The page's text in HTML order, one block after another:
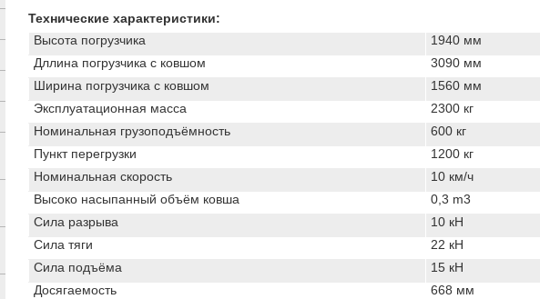
Технические характеристики:
Высота погрузчика
1940 мм
Дллина погрузчика с ковшом
3090 мм
Ширина погрузчика с ковшом
1560 мм
Эксплуатационная масса
2300 кг
Номинальная грузоподъёмность
600 кг
Пункт перегрузки
1200 кг
Номинальная скорость
10 км/ч
Высоко насыпанный объём ковша
0,3 m3
Сила разрыва
10 кН
Сила тяги
22 кН
Сила подъёма
15 кН
Досягаемость
668 мм